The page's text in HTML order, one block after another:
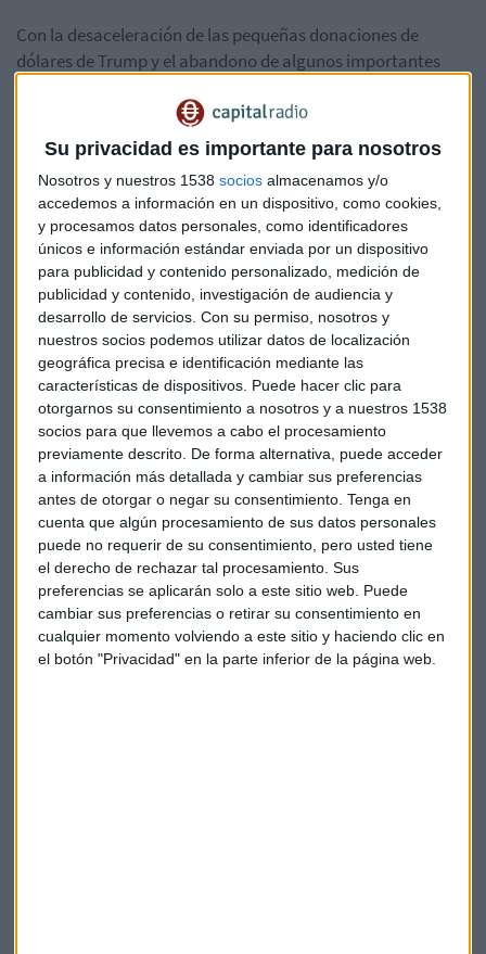
Su privacidad es importante para nosotros
Nosotros y nuestros 1538 socios almacenamos y/o
accedemos a información en un dispositivo, como cookies,
y procesamos datos personales, como identificadores
únicos e información estándar enviada por un dispositivo
para publicidad y contenido personalizado, medición de
publicidad y contenido, investigación de audiencia y
desarrollo de servicios. Con su permiso, nosotros y
nuestros socios podemos utilizar datos de localización
geográfica precisa e identificación mediante las
características de dispositivos. Puede hacer clic para
otorgarnos su consentimiento a nosotros y a nuestros 1538
socios para que llevemos a cabo el procesamiento
previamente descrito. De forma alternativa, puede acceder
a información más detallada y cambiar sus preferencias
antes de otorgar o negar su consentimiento. Tenga en
cuenta que algún procesamiento de sus datos personales
puede no requerir de su consentimiento, pero usted tiene
el derecho de rechazar tal procesamiento. Sus
preferencias se aplicarán solo a este sitio web. Puede
cambiar sus preferencias o retirar su consentimiento en
cualquier momento volviendo a este sitio y haciendo clic en
el botón "Privacidad" en la parte inferior de la página web.
Con la desaceleración de las pequeñas donaciones de
dólares de Trump y el abandono de algunos importantes
estadounidenses se han vuelto cruciales para financiar su
candidatura.
Según un análisis de Reuters de las divulgaciones sobre
finanzas de campaña a la Comisión Federal Electoral, uno
de ellos seríaTimothy Mellon, heredero de 81 años de la
familia de banqueros Mellon.
Ha aportado a la causa del expresidente 16,5 millones desde
2022 y también otros 20 millones a un comité de acción
política a favor del magnate para las presidenciales de 2020.
Un Comité de Acción Política (en inglés: Political Action
Committee o PAC), es una organización privada que tiene el
propósito de ayudar o intervenir de alguna manera en las
elecciones en Estados Unidos.
También detrás de la campaña de
Kenney Jr.
Mellon es también el mayor donante que apoya al
candidato presidencial independienteRobert F. Kennedy
Jr.Ha donado a su causa al menos 20 millones de dólares.